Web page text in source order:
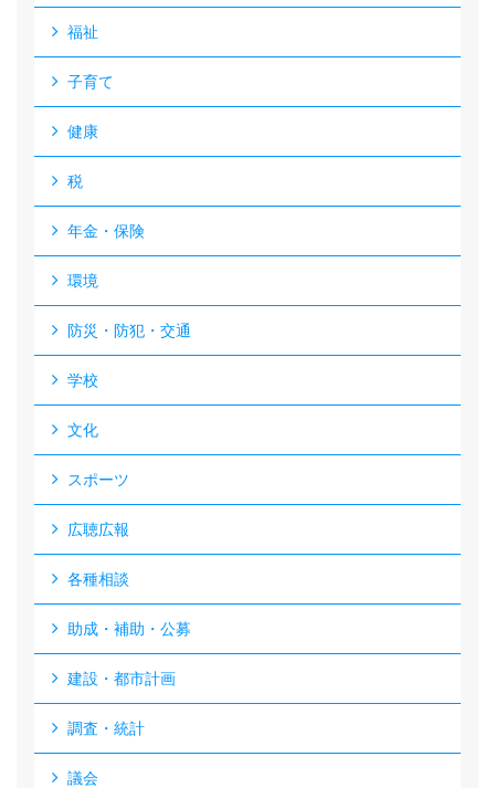
福祉
子育て
健康
税
年金・保険
環境
防災・防犯・交通
学校
文化
スポーツ
広聴広報
各種相談
助成・補助・公募
建設・都市計画
調査・統計
議会